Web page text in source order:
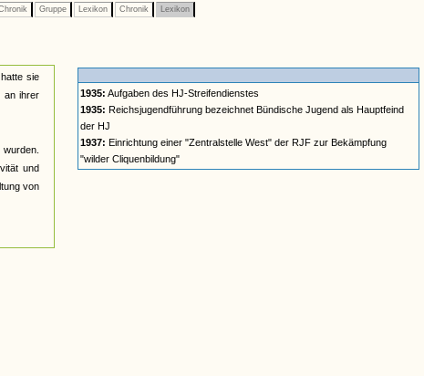
Gruppe Lexikon Chronik Lexikon
sie
an ihrer
und
von
1935: Aufgaben des HJ-Streifendienstes
1935: Reichsjugendführung bezeichnet Bündische Jugend als Hauptfeind
der HJ
1937: Einrichtung einer "Zentralstelle West" der RJF zur Bekämpfung
"wilder Cliquenbildung"